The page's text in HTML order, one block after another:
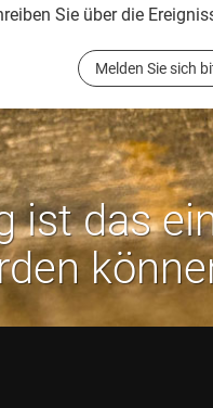
Sie über die
Melden Sie sich
ist das